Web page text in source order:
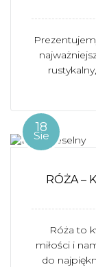
18
Sie
RÓŻA –
Róża to
miłości i
do